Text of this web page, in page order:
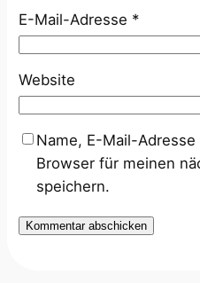
E-Mail-Adresse *
Website
Name, E-Mail-
Browser für meinen
speichern.